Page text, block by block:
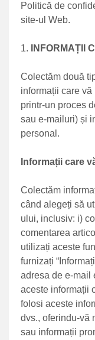
Politică de
site-ul Web.
INFORMAȚII
Colectăm două
informații care
printr-un proces
sau e-mailuri) și
personal.
Informații care
Colectăm
când alegeți să
ului, inclusiv: i)
comentarea
utilizați aceste
furnizați
adresa de e-mail
aceste informații
folosi aceste
dvs., oferindu-vă
sau informații